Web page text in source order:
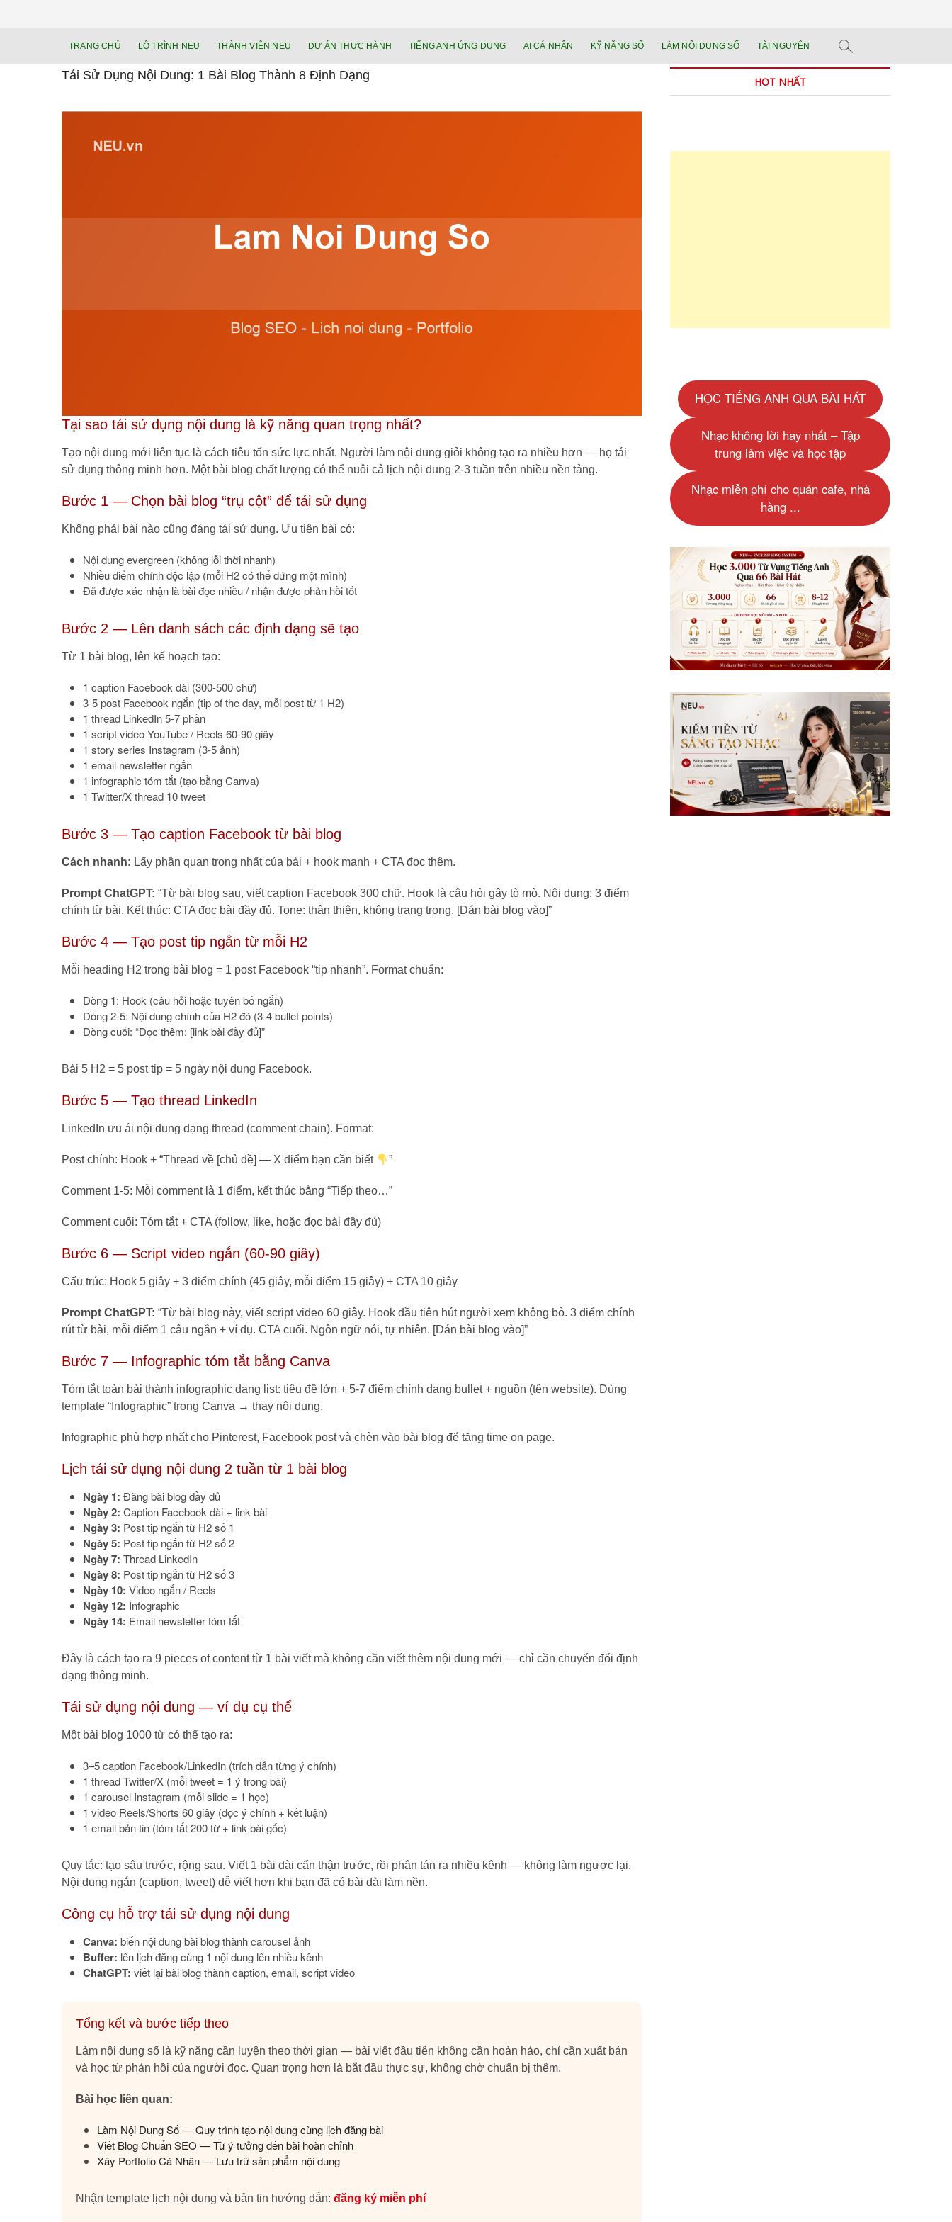
lực cá nhân trong thời đại AI
TRANG CHỦ LỘ TRÌNH NEU THÀNH VIÊN NEU DỰ ÁN THỰC HÀNH TIẾNG ANH ỨNG DỤNG AI CÁ NHÂN KỸ NĂNG SỐ LÀM NỘI DUNG SỐ TÀI NGUYÊN
Tái Sử Dụng Nội Dung: 1 Bài Blog Thành 8 Định Dạng
Tại sao tái sử dụng nội dung là kỹ năng quan trọng nhất?
Tạo nội dung mới liên tục là cách tiêu tốn sức lực nhất. Người làm nội dung giỏi không tạo ra nhiều hơn — họ tái
sử dụng thông minh hơn. Một bài blog chất lượng có thể nuôi cả lịch nội dung 2-3 tuần trên nhiều nền tảng.
Bước 1 — Chọn bài blog “trụ cột” để tái sử dụng
Không phải bài nào cũng đáng tái sử dụng. Ưu tiên bài có:
Nội dung evergreen (không lỗi thời nhanh)
Nhiều điểm chính độc lập (mỗi H2 có thể đứng một mình)
Đã được xác nhận là bài đọc nhiều / nhận được phản hồi tốt
Bước 2 — Lên danh sách các định dạng sẽ tạo
Từ 1 bài blog, lên kế hoạch tạo:
1 caption Facebook dài (300-500 chữ)
3-5 post Facebook ngắn (tip of the day, mỗi post từ 1 H2)
1 thread LinkedIn 5-7 phần
1 script video YouTube / Reels 60-90 giây
1 story series Instagram (3-5 ảnh)
1 email newsletter ngắn
1 infographic tóm tắt (tạo bằng Canva)
1 Twitter/X thread 10 tweet
Bước 3 — Tạo caption Facebook từ bài blog
Cách nhanh: Lấy phần quan trọng nhất của bài + hook mạnh + CTA đọc thêm.
Prompt ChatGPT: “Từ bài blog sau, viết caption Facebook 300 chữ. Hook là câu hỏi gây tò mò. Nội dung: 3 điểm
chính từ bài. Kết thúc: CTA đọc bài đầy đủ. Tone: thân thiện, không trang trọng. [Dán bài blog vào]”
Bước 4 — Tạo post tip ngắn từ mỗi H2
Mỗi heading H2 trong bài blog = 1 post Facebook “tip nhanh”. Format chuẩn:
Dòng 1: Hook (câu hỏi hoặc tuyên bố ngắn)
Dòng 2-5: Nội dung chính của H2 đó (3-4 bullet points)
Dòng cuối: “Đọc thêm: [link bài đầy đủ]”
Bài 5 H2 = 5 post tip = 5 ngày nội dung Facebook.
Bước 5 — Tạo thread LinkedIn
LinkedIn ưu ái nội dung dạng thread (comment chain). Format:
Post chính: Hook + “Thread về [chủ đề] — X điểm bạn cần biết ”
Comment 1-5: Mỗi comment là 1 điểm, kết thúc bằng “Tiếp theo…”
Comment cuối: Tóm tắt + CTA (follow, like, hoặc đọc bài đầy đủ)
Bước 6 — Script video ngắn (60-90 giây)
Cấu trúc: Hook 5 giây + 3 điểm chính (45 giây, mỗi điểm 15 giây) + CTA 10 giây
Prompt ChatGPT: “Từ bài blog này, viết script video 60 giây. Hook đầu tiên hút người xem không bỏ. 3 điểm chính
rút từ bài, mỗi điểm 1 câu ngắn + ví dụ. CTA cuối. Ngôn ngữ nói, tự nhiên. [Dán bài blog vào]”
Bước 7 — Infographic tóm tắt bằng Canva
Tóm tắt toàn bài thành infographic dạng list: tiêu đề lớn + 5-7 điểm chính dạng bullet + nguồn (tên website). Dùng
template “Infographic” trong Canva → thay nội dung.
Infographic phù hợp nhất cho Pinterest, Facebook post và chèn vào bài blog để tăng time on page.
Lịch tái sử dụng nội dung 2 tuần từ 1 bài blog
Ngày 1: Đăng bài blog đầy đủ
Ngày 2: Caption Facebook dài + link bài
Ngày 3: Post tip ngắn từ H2 số 1
Ngày 5: Post tip ngắn từ H2 số 2
Ngày 7: Thread LinkedIn
Ngày 8: Post tip ngắn từ H2 số 3
Ngày 10: Video ngắn / Reels
Ngày 12: Infographic
Ngày 14: Email newsletter tóm tắt
Đây là cách tạo ra 9 pieces of content từ 1 bài viết mà không cần viết thêm nội dung mới — chỉ cần chuyển đổi định
dạng thông minh.
Tái sử dụng nội dung — ví dụ cụ thể
Một bài blog 1000 từ có thể tạo ra:
3–5 caption Facebook/LinkedIn (trích dẫn từng ý chính)
1 thread Twitter/X (mỗi tweet = 1 ý trong bài)
1 carousel Instagram (mỗi slide = 1 học)
1 video Reels/Shorts 60 giây (đọc ý chính + kết luận)
1 email bản tin (tóm tắt 200 từ + link bài gốc)
Quy tắc: tạo sâu trước, rộng sau. Viết 1 bài dài cẩn thận trước, rồi phân tán ra nhiều kênh — không làm ngược lại.
Nội dung ngắn (caption, tweet) dễ viết hơn khi bạn đã có bài dài làm nền.
Công cụ hỗ trợ tái sử dụng nội dung
Canva: biến nội dung bài blog thành carousel ảnh
Buffer: lên lịch đăng cùng 1 nội dung lên nhiều kênh
ChatGPT: viết lại bài blog thành caption, email, script video
Tổng kết và bước tiếp theo
Làm nội dung số là kỹ năng cần luyện theo thời gian — bài viết đầu tiên không cần hoàn hảo, chỉ cần xuất bản
và học từ phản hồi của người đọc. Quan trọng hơn là bắt đầu thực sự, không chờ chuẩn bị thêm.
Bài học liên quan:
Làm Nội Dung Số — Quy trình tạo nội dung cùng lịch đăng bài
Viết Blog Chuẩn SEO — Từ ý tưởng đến bài hoàn chỉnh
Xây Portfolio Cá Nhân — Lưu trữ sản phẩm nội dung
Nhận template lịch nội dung và bản tin hướng dẫn: đăng ký miễn phí
HOT NHẤT
HỌC TIẾNG ANH QUA BÀI HÁT
Nhạc không lời hay nhất – Tập
trung làm việc và học tập
Nhạc miễn phí cho quán cafe, nhà
hàng ...